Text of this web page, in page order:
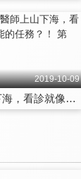
2019-10-09
醫師上山下海，看診就像不可能的任務？！ 第824集